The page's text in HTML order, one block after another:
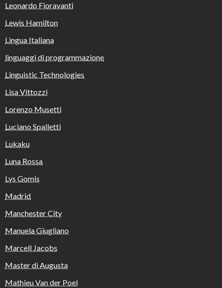
Leonardo Fioravanti
Lewis Hamilton
Lingua Italiana
linguaggi di programmazione
Linguistic Technologies
Lisa Vittozzi
Lorenzo Musetti
Luciano Spalletti
Lukaku
Luna Rossa
Lys Gomis
Madrid
Manchester City
Manuela Giugliano
Marcell Jacobs
Master di Augusta
Mathieu Van der Poel